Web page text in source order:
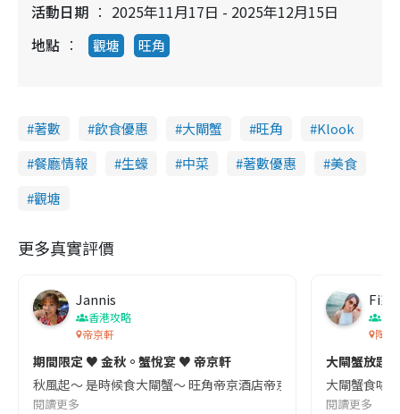
活動日期
2025年11月17日 - 2025年12月15日
地點
觀塘 旺角
著數 飲食優惠 大閘蟹 旺角
Klook
餐廳情報
生蠔 中菜 著數優惠
美食
觀塘
更多真實評價
Jannis
香港攻略
帝京軒
期間限定 ♥ 金秋。蟹悅宴 ♥ 帝京軒
秋風起～ 是時候食大閘蟹～ 旺角帝京酒店帝京軒推出期間限定
閱讀更多
Fi系
著
陶源
大閘蟹放題
大閘蟹食咗
閱讀更多